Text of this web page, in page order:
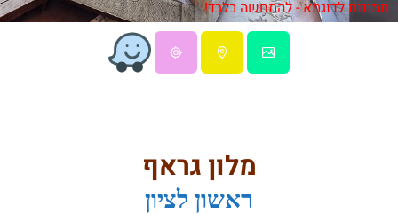
תמונות לדוגמא - להמחשה בלבד!
מלון גראף
ראשון לציון